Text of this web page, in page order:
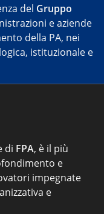
del Gruppo
e aziende
della PA, nei
istituzionale e
di FPA, è il più
e
impegnate
e